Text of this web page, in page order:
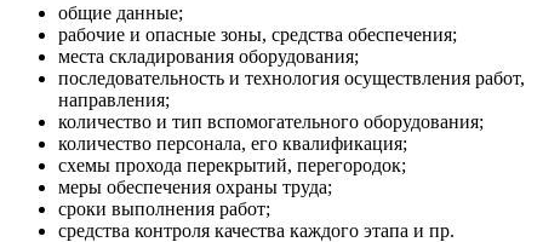
общие данные;
рабочие и опасные зоны, средства обеспечения;
места складирования оборудования;
последовательность и технология осуществления работ,
направления;
количество и тип вспомогательного оборудования;
количество персонала, его квалификация;
схемы прохода перекрытий, перегородок;
меры обеспечения охраны труда;
сроки выполнения работ;
средства контроля качества каждого этапа и пр.